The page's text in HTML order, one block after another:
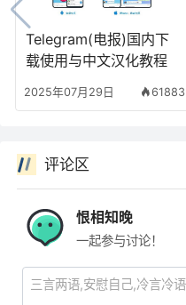
Telegram(电报)国内下
载使用与中文汉化教程
2025年07月29日 61883
评论区
恨相知晚
一起参与讨论！